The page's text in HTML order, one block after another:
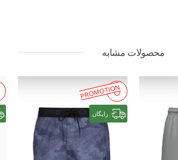
محصولات مشابه
PROMOTION
رایگان